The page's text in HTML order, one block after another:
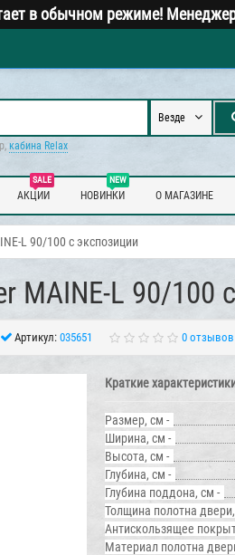
в обычном режиме!
Везде
кабина Relax
SALE
АКЦИИ
NEW
НОВИНКИ О МАГАЗИНЕ
L 90/100 с экспозиции
MAINE-L 90/100
Артикул: 035651 0 отзывов
Краткие
Размер, см -
Ширина, см -
Высота, см -
Глубина, см -
Глубина поддона, см -
Толщина полотна
Антискользящее
Материал полотна